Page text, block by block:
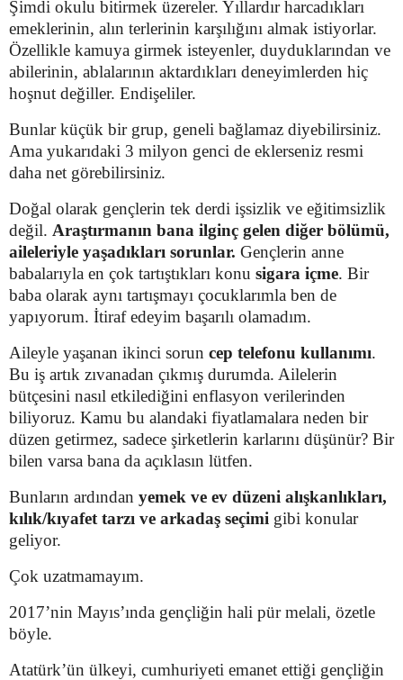
Şimdi okulu bitirmek üzereler. Yıllardır harcadıkları
emeklerinin, alın terlerinin karşılığını almak istiyorlar.
Özellikle kamuya girmek isteyenler, duyduklarından ve
abilerinin, ablalarının aktardıkları deneyimlerden hiç
hoşnut değiller. Endişeliler.
Bunlar küçük bir grup, geneli bağlamaz diyebilirsiniz.
Ama yukarıdaki 3 milyon genci de eklerseniz resmi
daha net görebilirsiniz.
Doğal olarak gençlerin tek derdi işsizlik ve eğitimsizlik
değil. Araştırmanın bana ilginç gelen diğer bölümü,
aileleriyle yaşadıkları sorunlar. Gençlerin anne
babalarıyla en çok tartıştıkları konu sigara içme. Bir
baba olarak aynı tartışmayı çocuklarımla ben de
yapıyorum. İtiraf edeyim başarılı olamadım.
Aileyle yaşanan ikinci sorun cep telefonu kullanımı.
Bu iş artık zıvanadan çıkmış durumda. Ailelerin
bütçesini nasıl etkilediğini enflasyon verilerinden
biliyoruz. Kamu bu alandaki fiyatlamalara neden bir
düzen getirmez, sadece şirketlerin karlarını düşünür? Bir
bilen varsa bana da açıklasın lütfen.
Bunların ardından yemek ve ev düzeni alışkanlıkları,
kılık/kıyafet tarzı ve arkadaş seçimi gibi konular
geliyor.
Çok uzatmamayım.
2017’nin Mayıs’ında gençliğin hali pür melali, özetle
böyle.
Atatürk’ün ülkeyi, cumhuriyeti emanet ettiği gençliğin